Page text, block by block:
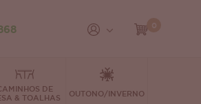
DE
& TOALHAS
OUTONO/INVERNO